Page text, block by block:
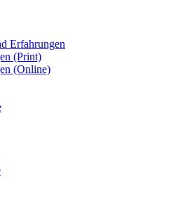
Erfahrungen
(Print)
(Online)